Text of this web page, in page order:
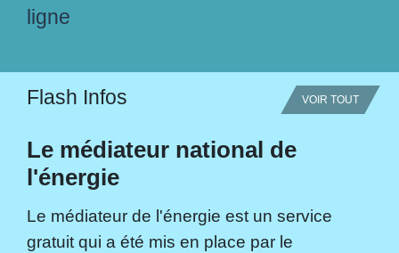
ligne
Flash Infos VOIR TOUT
Le médiateur national de
l'énergie
Le médiateur de l'énergie est un service
gratuit qui a été mis en place par le